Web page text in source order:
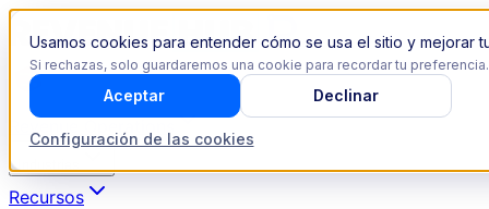
Usamos cookies para entender cómo se usa el sitio y
Si rechazas, solo guardaremos una cookie para recordar tu preferencia.
Configuración de las cookies
Aceptar Declinar
Recursos